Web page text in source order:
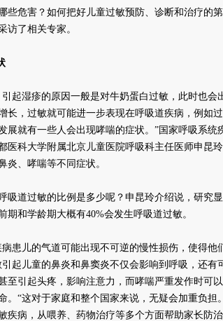
危害？如何把好儿童过敏预防、诊断和治疗的
访了相关专家。
湿疹的原因一般是对牛奶蛋白过敏，此时也会
长，过敏就可能进一步表现在呼吸道疾病，例如
展就有一些人会出现哮喘的症状。”国家呼吸系统
医科大学附属北京儿童医院呼吸科主任医师申昆
炎、哮喘等不同症状。
道过敏的比例是多少呢？申昆玲介绍说，研究
和学龄期大概有40%会发生呼吸道过敏。
儿的气道可能出现不可逆的慢性损伤，使得他
起儿童的鼻炎和鼻窦炎不仅会影响到呼吸，还有
至引起头疼，影响注意力，而哮喘严重发作时可
“这对于家庭和整个国家来说，无疑会加重负担
疾病，从喂养、药物治疗等多个方面帮助家长防